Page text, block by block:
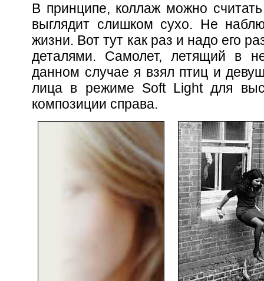
В принципе, коллаж можно
выглядит слишком сухо. Не
жизни. Вот тут как раз и надо его
деталями. Самолет, летящий в
данном случае я взял птиц и
лица в режиме Soft Light для
композиции справа.